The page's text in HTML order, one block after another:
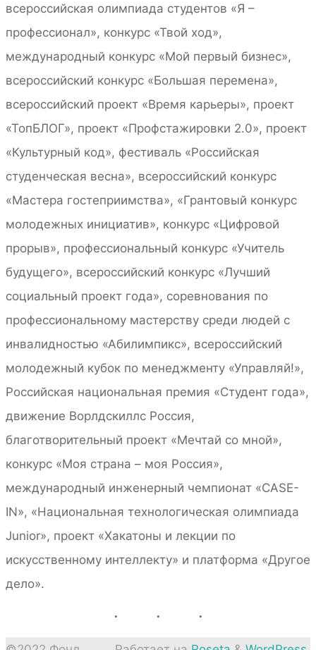
всероссийская олимпиада студентов «Я –
профессионал», конкурс «Твой ход»,
международный конкурс «Мой первый бизнес»,
всероссийский конкурс «Большая перемена»,
всероссийский проект «Время карьеры», проект
«ТопБЛОГ», проект «Профстажировки 2.0», проект
«Культурный код», фестиваль «Российская
студенческая весна», всероссийский конкурс
«Мастера гостеприимства», «Грантовый конкурс
молодежных инициатив», конкурс «Цифровой
прорыв», профессиональный конкурс «Учитель
будущего», всероссийский конкурс «Лучший
социальный проект года», соревнования по
профессиональному мастерству среди людей с
инвалидностью «Абилимпикс», всероссийский
молодежный кубок по менеджменту «Управляй!»,
Российская национальная премия «Студент года»,
движение Ворлдскиллс Россия,
благотворительный проект «Мечтай со мной»,
конкурс «Моя страна – моя Россия»,
международный инженерный чемпионат «CASE-
IN», «Национальная технологическая олимпиада
Junior», проект «Хакатоны и лекции по
искусственному интеллекту» и платформа «Другое
дело».